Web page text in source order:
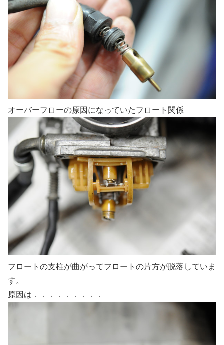
オーバーフローの原因になっていたフロート関係
フロートの支柱が曲がってフロートの片方が脱落していま
す。
原因は．．．．．．．．．